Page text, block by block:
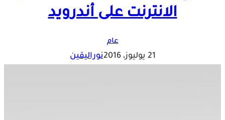
الانترنت على أندرويد
عام
21 يوليوز، 2016 نوراليقين